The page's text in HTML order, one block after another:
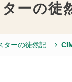
ーの徒
ターの徒然記